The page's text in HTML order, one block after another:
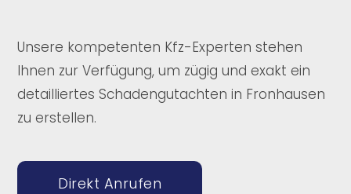
Unsere kompetenten Kfz-Experten stehen
Ihnen zur Verfügung, um zügig und exakt ein
detailliertes Schadengutachten in Fronhausen
zu erstellen.
Direkt Anrufen